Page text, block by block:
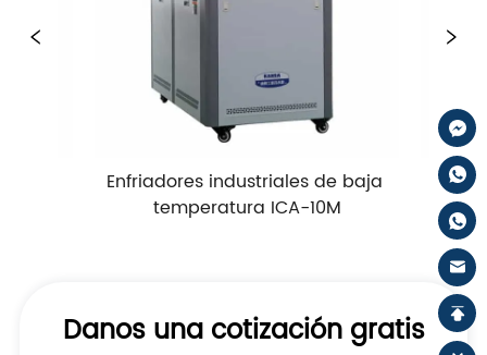
Enfriadores industriales de baja
temperatura ICA-10M
Enfriadores
Danos una cotización gratis